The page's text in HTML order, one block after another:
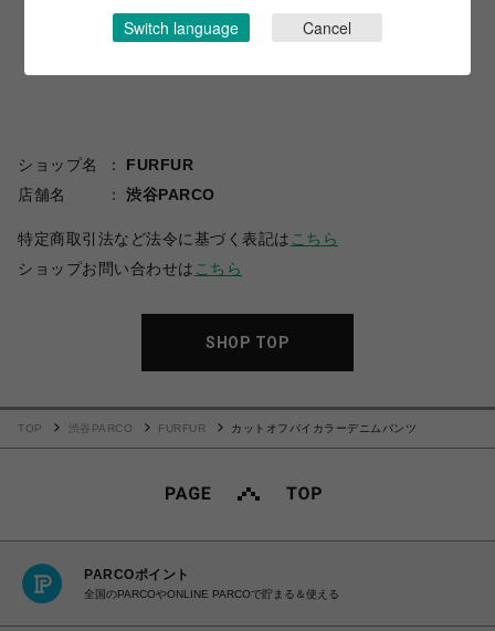
ショップ名
FURFUR
店舗名
渋谷PARCO
特定商取引法など法令に基づく表記は こちら
ショップお問い合わせは こちら
SHOP TOP
TOP 渋谷PARCO FURFUR カットオフバイカラーデニムパンツ
PARCOポイント
全国のPARCOやONLINE PARCOで貯まる＆使える
Switch language Cancel